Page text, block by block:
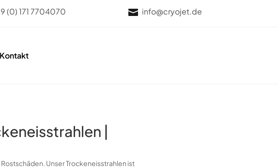
(0) 171 7704070  info@cryojet.de
Kontakt
|
Unser Trockeneisstrahlen ist